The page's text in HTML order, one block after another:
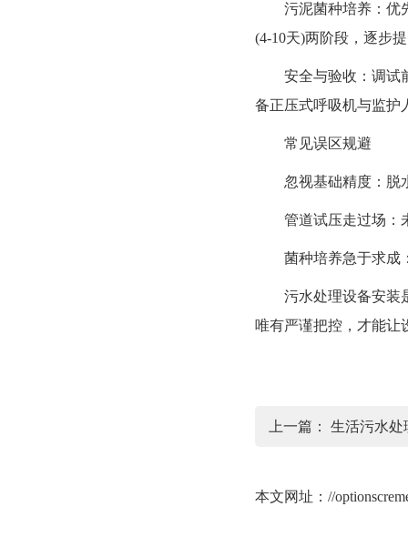
污泥菌种培养：优先
(4-10天)两阶段，逐步
安全与验收：调试前
备正压式呼吸机与监护
常见误区规避
忽视基础精度：脱水
管道试压走过场：未
菌种培养急于求成：
污水处理设备安装是
唯有严谨把控，才能让
上一篇： 生活污水处
本文网址： //